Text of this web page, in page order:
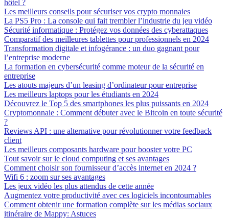
hôtel ?
Les meilleurs conseils pour sécuriser vos crypto monnaies
La PS5 Pro : La console qui fait trembler l’industrie du jeu vidéo
Sécurité informatique : Protégez vos données des cyberattaques
Comparatif des meilleures tablettes pour professionnels en 2024
Transformation digitale et infogérance : un duo gagnant pour
l’entreprise moderne
La formation en cybersécurité comme moteur de la sécurité en
entreprise
Les atouts majeurs d’un leasing d’ordinateur pour entreprise
Les meilleurs laptops pour les étudiants en 2024
Découvrez le Top 5 des smartphones les plus puissants en 2024
Cryptomonnaie : Comment débuter avec le Bitcoin en toute sécurité
?
Reviews API : une alternative pour révolutionner votre feedback
client
Les meilleurs composants hardware pour booster votre PC
Tout savoir sur le cloud computing et ses avantages
Comment choisir son fournisseur d’accès internet en 2024 ?
Wifi 6 : zoom sur ses avantages
Les jeux vidéo les plus attendus de cette année
Augmentez votre productivité avec ces logiciels incontournables
Comment obtenir une formation complète sur les médias sociaux
itinéraire de Mappy: Astuces